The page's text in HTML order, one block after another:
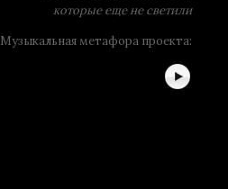
которые еще не светили
Музыкальная метафора проекта: